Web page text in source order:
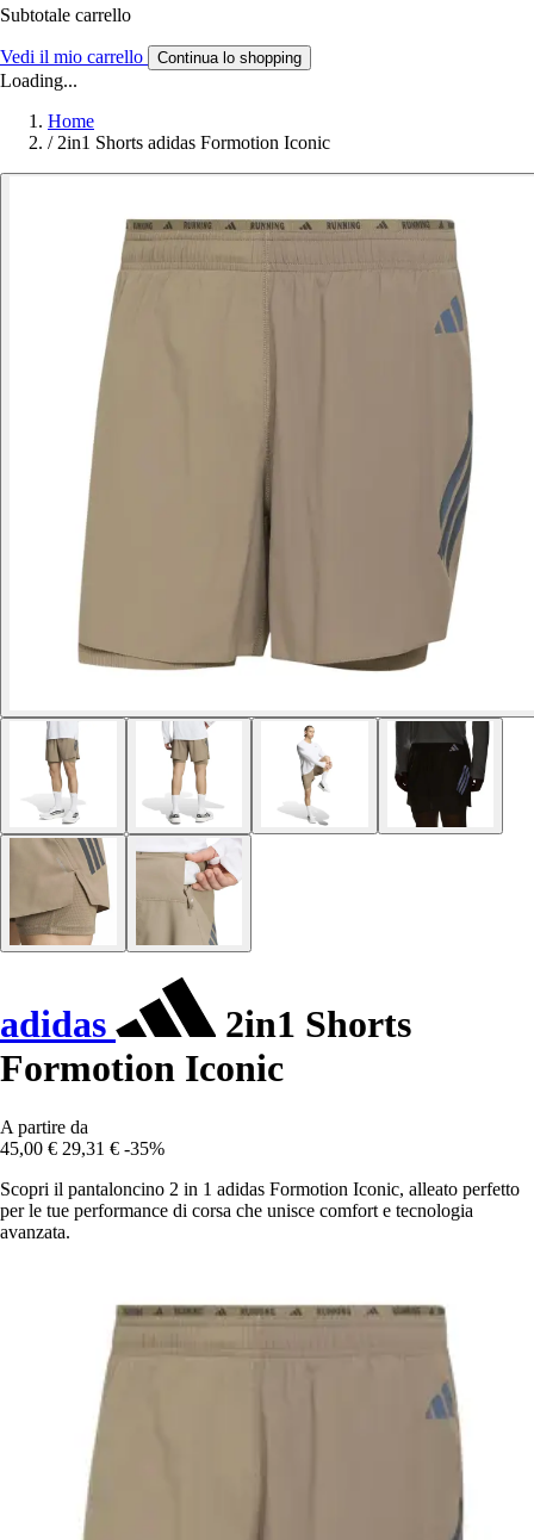
Subtotale carrello
Vedi il mio carrello Continua lo shopping
Loading...
Home
/ 2in1 Shorts adidas Formotion Iconic
adidas
2in1 Shorts
Formotion Iconic
A partire da
45,00 € 29,31 € -35%
Scopri il pantaloncino 2 in 1 adidas Formotion Iconic, alleato perfetto
per le tue performance di corsa che unisce comfort e tecnologia
avanzata.